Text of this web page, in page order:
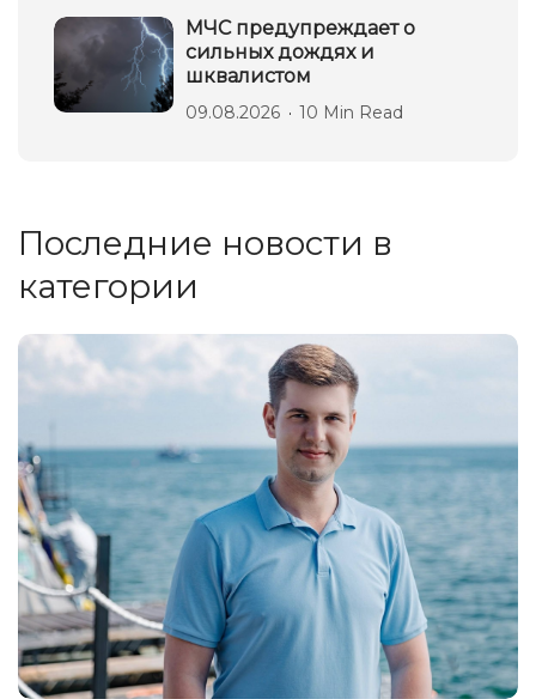
МЧС предупреждает о
сильных дождях и
шквалистом
09.08.2026 10 Min Read
Последние новости в
категории